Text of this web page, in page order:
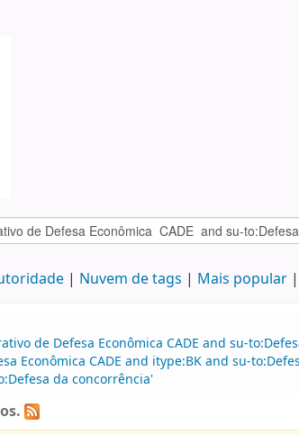
Nuvem de tags Mais popular
de Defesa Econômica CADE and su-
Econômica CADE and itype:BK and su-
da concorrência'